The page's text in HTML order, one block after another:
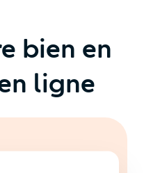
bien en
ligne